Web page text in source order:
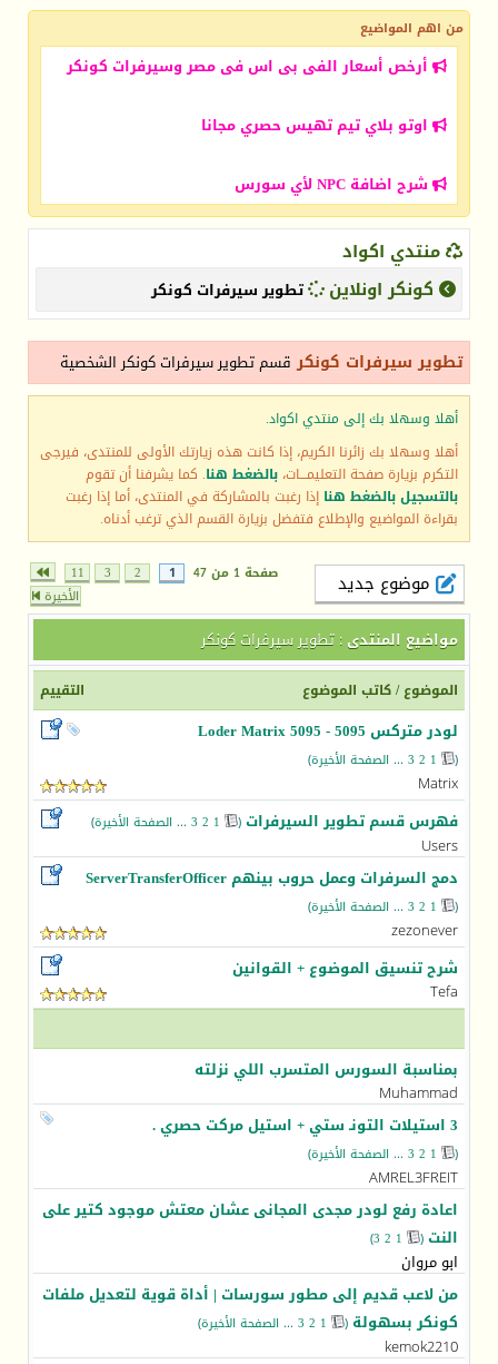
من اهم المواضيع
أرخص أسعار الفى بى اس فى مصر وسيرفرات كونكر
اوتو بلاي تيم تهيس حصري مجانا
شرح اضافة NPC لأي سورس
منتدي اكواد
كونكر اونلاين
تطوير سيرفرات كونكر
تطوير سيرفرات كونكر قسم تطوير سيرفرات كونكر الشخصية
أهلا وسهلا بك إلى منتدي اكواد.
أهلا وسهلا بك زائرنا الكريم، إذا كانت هذه زيارتك الأولى للمنتدى، فيرجى
التكرم بزيارة صفحة التعليمـــات، بالضغط هنا. كما يشرفنا أن تقوم
بالتسجيل بالضغط هنا إذا رغبت بالمشاركة في المنتدى، أما إذا رغبت
بقراءة المواضيع والإطلاع فتفضل بزيارة القسم الذي ترغب أدناه.
موضوع جديد صفحة 1 من 47 1
2
3
11
الأخيرة
مواضيع المنتدى: تطوير سيرفرات كونكر
التقييم الموضوع/كاتب الموضوع
لودر متركس 5095 - Loder Matrix 5095
(
1
2
3
... الصفحة الأخيرة)
Matrix
فهرس قسم تطوير السيرفرات(
1
2
3
... الصفحة الأخيرة)
Users
دمج السرفرات وعمل حروب بينهم ServerTransferOfficer
(
1
2
3
... الصفحة الأخيرة)
zezonever
شرح تنسيق الموضوع + القوانين
Tefa
بمناسبة السورس المتسرب اللي نزلته
Muhammad
3 استيلات التونـ ستي + استيل مركت حصري .
(
1
2
3
... الصفحة الأخيرة)
AMREL3FREIT
اعادة رفع لودر مجدى المجانى عشان معتش موجود كتير على
النت(
1
2
3
)
ابو مروان
من لاعب قديم إلى مطور سورسات | أداة قوية لتعديل ملفات
كونكر بسهولة (
1
2
3
... الصفحة الأخيرة)
kemok2210